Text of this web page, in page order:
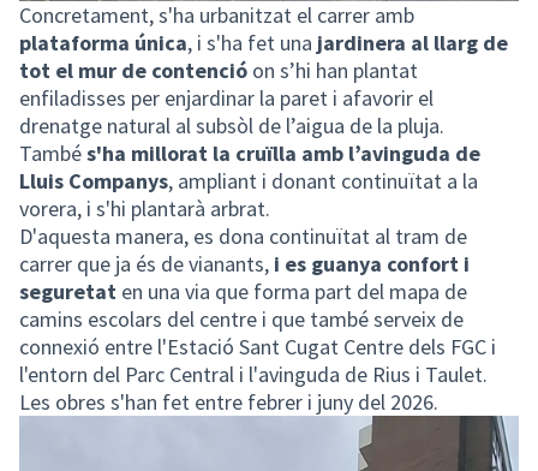
Concretament, s'ha urbanitzat el carrer amb
plataforma única, i s'ha fet una jardinera al llarg de
tot el mur de contenció on s’hi han plantat
enfiladisses per enjardinar la paret i afavorir el
drenatge natural al subsòl de l’aigua de la pluja.
Tambés'ha millorat la cruïlla amb l’avinguda de
Lluis Companys, ampliant i donant continuïtat a la
vorera, i s'hi plantarà arbrat.
D'aquesta manera, es dona continuïtat al tram de
carrer que ja és de vianants, i es guanya confort i
seguretat en una via que forma part del mapa de
camins escolars del centre i que també serveix de
connexió entre l'Estació Sant Cugat Centre dels FGC i
l'entorn del Parc Central i l'avinguda de Rius i Taulet.
Les obres s'han fet entre febrer i juny del 2026.